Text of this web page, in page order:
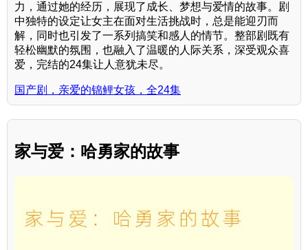
力，通过她的经历，展现了成长、梦想与爱情的故事。剧
中独特的设定让女主在面对生活挑战时，总是能迎刃而
解，同时也引发了一系列搞笑和感人的情节。整部剧既有
轻松幽默的氛围，也融入了温暖的人际关系，深受观众喜
爱，完结的24集让人意犹未尽。
国产剧，亲爱的锦鲤女孩，全24集
家与爱：哈勇家的故事